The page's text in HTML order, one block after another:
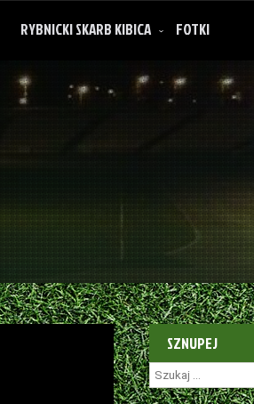
RYBNICKI SKARB KIBICA FOTKI
SZNUPEJ
Szukaj: